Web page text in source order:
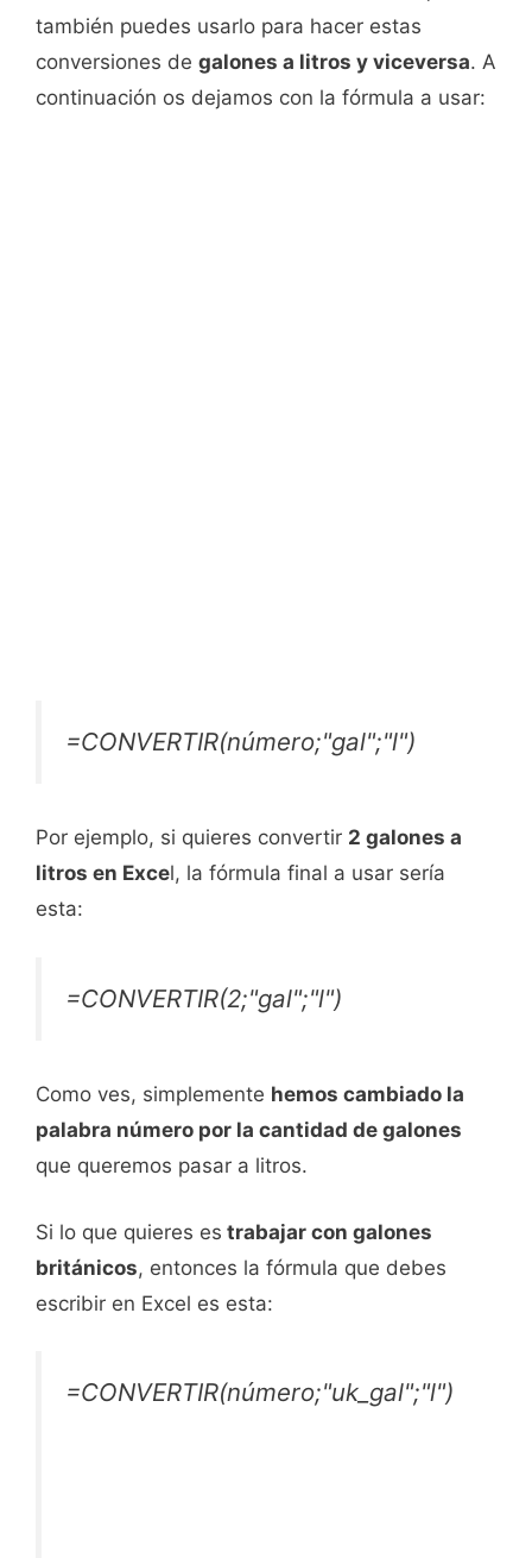
también puedes usarlo para hacer estas
conversiones de galones a litros y viceversa. A
continuación os dejamos con la fórmula a usar:
=CONVERTIR(número;"gal";"l")
Por ejemplo, si quieres convertir 2 galones a
litros en Excel, la fórmula final a usar sería
esta:
=CONVERTIR(2;"gal";"l")
Como ves, simplemente hemos cambiado la
palabra número por la cantidad de galones
que queremos pasar a litros.
Si lo que quieres es trabajar con galones
británicos, entonces la fórmula que debes
escribir en Excel es esta:
=CONVERTIR(número;"uk_gal";"l")